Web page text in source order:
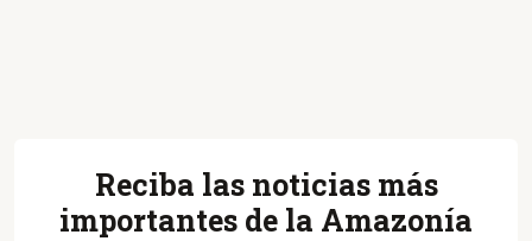
Reciba las noticias más
importantes de la Amazonía